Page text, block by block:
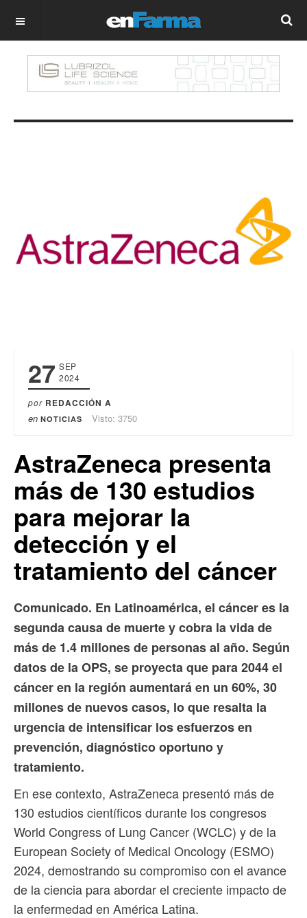
OFF CANVAS
27 SEP
2024
por REDACCIÓN A
en NOTICIAS Visto: 3750
AstraZeneca presenta
más de 130 estudios
para mejorar la
detección y el
tratamiento del cáncer
Comunicado. En Latinoamérica, el cáncer es la
segunda causa de muerte y cobra la vida de
más de 1.4 millones de personas al año. Según
datos de la OPS, se proyecta que para 2044 el
cáncer en la región aumentará en un 60%, 30
millones de nuevos casos, lo que resalta la
urgencia de intensificar los esfuerzos en
prevención, diagnóstico oportuno y
tratamiento.
En ese contexto, AstraZeneca presentó más de
130 estudios científicos durante los congresos
World Congress of Lung Cancer (WCLC) y de la
European Society of Medical Oncology (ESMO)
2024, demostrando su compromiso con el avance
de la ciencia para abordar el creciente impacto de
la enfermedad en América Latina.